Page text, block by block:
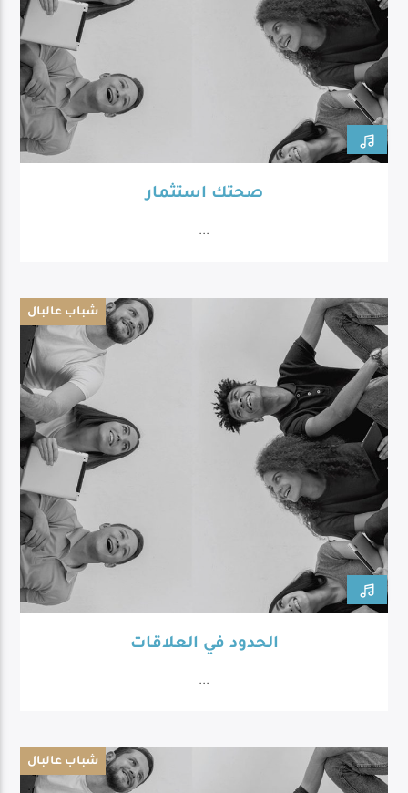
صحتك استثمار
...
شباب عالبال
الحدود في العلاقات
...
شباب عالبال